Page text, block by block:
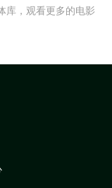
库，观看更多的电影